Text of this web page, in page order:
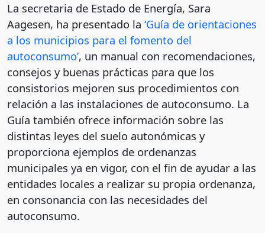
La secretaria de Estado de Energía, Sara
Aagesen, ha presentado la ‘Guía de orientaciones
a los municipios para el fomento del
autoconsumo’, un manual con recomendaciones,
consejos y buenas prácticas para que los
consistorios mejoren sus procedimientos con
relación a las instalaciones de autoconsumo. La
Guía también ofrece información sobre las
distintas leyes del suelo autonómicas y
proporciona ejemplos de ordenanzas
municipales ya en vigor, con el fin de ayudar a las
entidades locales a realizar su propia ordenanza,
en consonancia con las necesidades del
autoconsumo.